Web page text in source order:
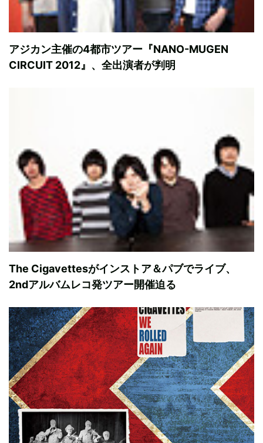
アジカン主催の4都市ツアー『NANO-MUGEN
CIRCUIT 2012』、全出演者が判明
The Cigavettesがインストア＆パブでライブ、
2ndアルバムレコ発ツアー開催迫る